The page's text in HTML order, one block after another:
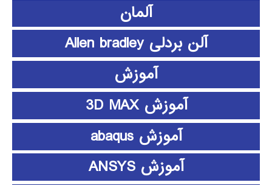
آلمان
آلن بردلی Allen bradley
آموزش
آموزش 3D MAX
آموزش abaqus
آموزش ANSYS